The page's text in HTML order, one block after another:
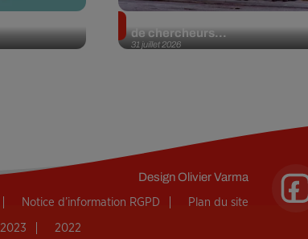
31 juillet 2026
de chercheurs...
DesignOlivier Varma
Notice d’information RGPD Plan du site
2023 2022